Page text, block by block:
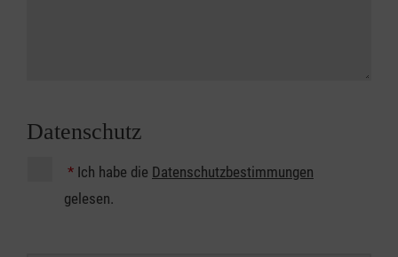
Datenschutz
* Ich habe die Datenschutzbestimmungen
gelesen.